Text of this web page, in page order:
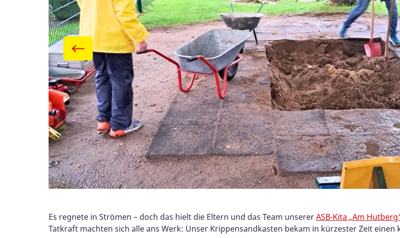
Es regnete in Strömen – doch das hielt die Eltern und das Team unsererASB-Kita „Am
Tatkraft machten sich alle ans Werk: Unser Krippensandkasten bekam in kürzester Zeit einen